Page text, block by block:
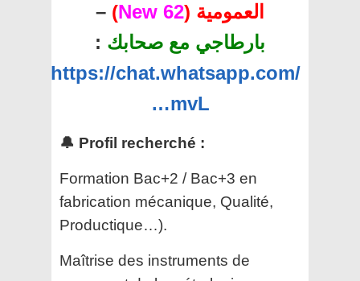
العمومية (62 New
)
–
بارطاجي مع صحابك :
https://chat.whatsapp.com/
…mvL
🔔 Profil recherché :
Formation Bac+2 / Bac+3 en
fabrication mécanique, Qualité,
Productique…).
Maîtrise des instruments de